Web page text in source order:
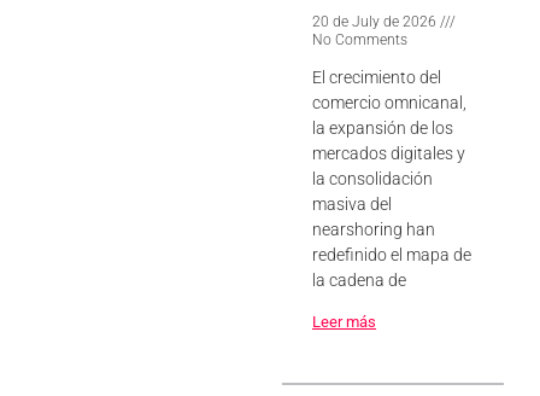
20 de July de 2026
No Comments
El crecimiento del
comercio omnicanal,
la expansión de los
mercados digitales y
la consolidación
masiva del
nearshoring han
redefinido el mapa de
la cadena de
Leer más